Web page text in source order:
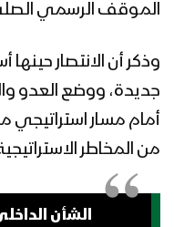
الموقف الرسمي
وذكر أن الانتصار
جديدة، ووضع العدو
أمام مسار استراتيجي
من المخاطر
الشأن